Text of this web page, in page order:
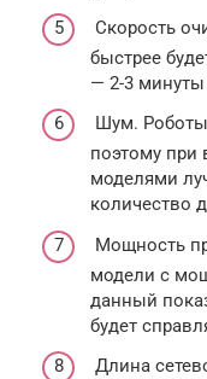
Скорость
быстрее
— 2-3
Шум.
поэтому при
моделями
количество
Мощность
модели с
данный
будет
Длина